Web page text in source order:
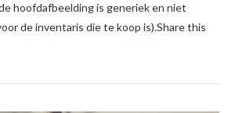
hoofdafbeelding is generiek en niet
de inventaris die te koop is).Share this